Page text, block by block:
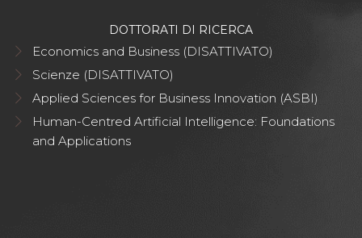
DOTTORATI DI RICERCA
Economics and Business (DISATTIVATO)
Scienze (DISATTIVATO)
Applied Sciences for Business Innovation (ASBI)
Human-Centred Artificial Intelligence: Foundations
and Applications